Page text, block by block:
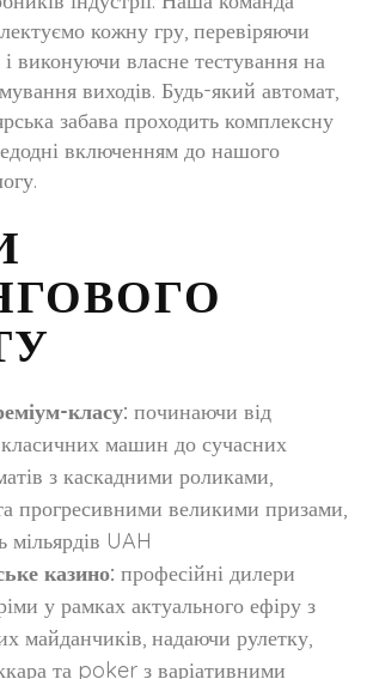
кожну гру, перевіряючи
виконуючи власне тестування на
виходів. Будь-який автомат,
забава проходить комплексну
включенням до нашого
класу: починаючи від
машин до сучасних
з каскадними роликами,
прогресивними великими призами,
UAH
казино: професійні дилери
у рамках актуального ефіру з
майданчиків, надаючи рулетку,
та poker з варіативними